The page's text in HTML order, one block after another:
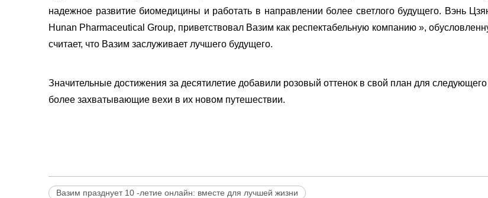
надежное развитие биомедицины и работать в направлении более светлого будущего. Вэнь
Hunan Pharmaceutical Group, приветствовал Вазим как респектабельную компанию »,
считает, что Вазим заслуживает лучшего будущего.
Значительные достижения за десятилетие добавили розовый оттенок в свой план для
более захватывающие вехи в их новом путешествии.
Вазим празднует 10 -летие онлайн: вместе для лучшей жизни